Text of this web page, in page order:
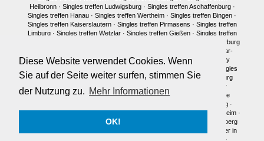
Diese Website verwendet Cookies. Wenn
Sie auf der Seite weiter surfen, stimmen Sie
der Nutzung zu. Mehr Informationen
OK!
Heilbronn· Singles treffen Ludwigsburg· Singles treffen Aschaffenburg·
Singles treffen Hanau · Singles treffen Wertheim · Singles treffen Bingen ·
Singles treffen Kaiserslautern· Singles treffen Pirmasens · Singles treffen
Limburg· Singles treffen Wetzlar· Singles treffen Gießen· Singles treffen
Singles treffen Marburg
Singles treffen Idar-
Oberstein·Neu in München·Singles treffen München·
Single Party
Singles
treffen Berlin ·Single Party Berlin· Singles Berlin ·Singles Regensburg
Single Männer Frankfurt
Single Frauen Frankfurt
Single Männer
Darmstadt· Single Frauen Darmstadt·Single Männer Mainz
Single
Single Frauen Heidelberg ·
Singles in Mannheim ·
Single Frauen Siegen
Single Männer Heidelberg
Traumpartner in
·